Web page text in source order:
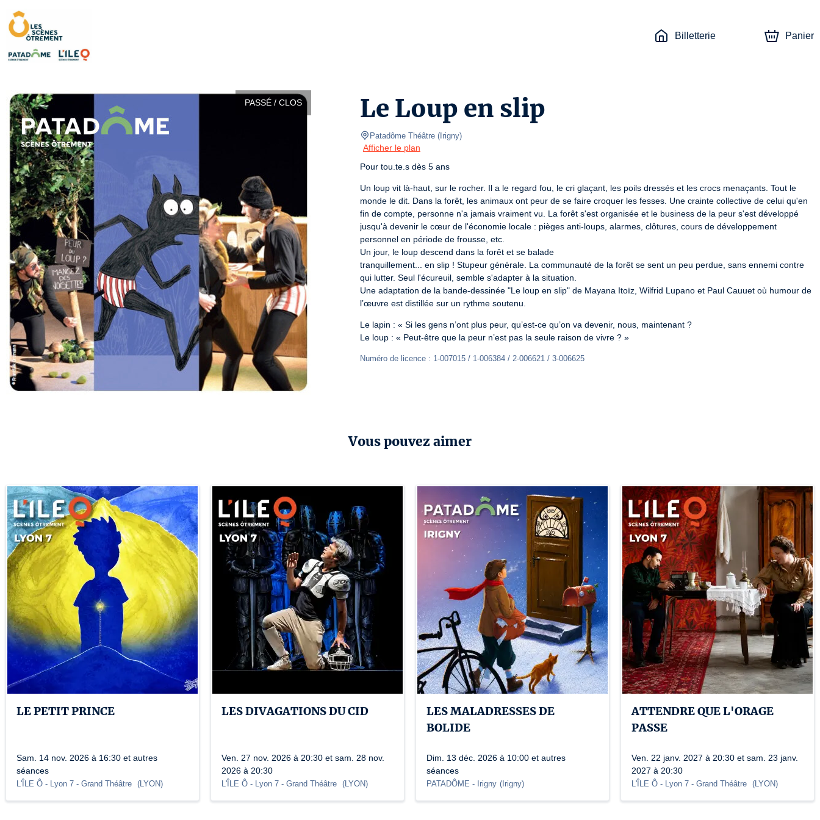
Billetterie Panier
PASSÉ / CLOS Le Loup en slip
Patadôme Théâtre ( Irigny)
Afficher le plan
Pour tou.te.s dès 5 ans
Un loup vit là-haut, sur le rocher. Il a le regard fou, le cri glaçant, les poils dressés et les crocs menaçants. Tout le
monde le dit. Dans la forêt, les animaux ont peur de se faire croquer les fesses. Une crainte collective de celui qu'en
fin de compte, personne n'a jamais vraiment vu. La forêt s'est organisée et le business de la peur s'est développé
jusqu'à devenir le cœur de l'économie locale : pièges anti-loups, alarmes, clôtures, cours de développement
personnel en période de frousse, etc.
Un jour, le loup descend dans la forêt et se balade
tranquillement... en slip ! Stupeur générale. La communauté de la forêt se sent un peu perdue, sans ennemi contre
qui lutter. Seul l'écureuil, semble s'adapter à la situation.
Une adaptation de la bande-dessinée "Le loup en slip" de Mayana Itoïz, Wilfrid Lupano et Paul Cauuet où humour de
l’œuvre est distillée sur un rythme soutenu.
Le lapin : « Si les gens n’ont plus peur, qu’est-ce qu’on va devenir, nous, maintenant ?
Le loup : « Peut-être que la peur n’est pas la seule raison de vivre ? »
Numéro de licence : 1-007015 / 1-006384 / 2-006621 / 3-006625
Vous pouvez aimer
LE PETIT PRINCE
Sam. 14 nov. 2026 à 16:30 et autres
séances
L'ÎLE Ô - Lyon 7 - Grand Théâtre (LYON)
LES DIVAGATIONS DU CID
Ven. 27 nov. 2026 à 20:30 et sam. 28 nov.
2026 à 20:30
L'ÎLE Ô - Lyon 7 - Grand Théâtre (LYON)
LES MALADRESSES DE
BOLIDE
Dim. 13 déc. 2026 à 10:00 et autres
séances
PATADÔME - Irigny ( Irigny)
ATTENDRE QUE L'ORAGE
PASSE
Ven. 22 janv. 2027 à 20:30 et sam. 23 janv.
2027 à 20:30
L'ÎLE Ô - Lyon 7 - Grand Théâtre (LYON)